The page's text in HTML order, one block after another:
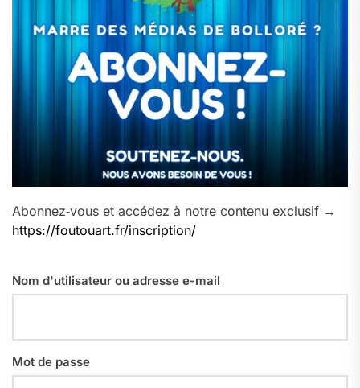
Abonnez‑vous et accédez à notre contenu exclusif →
https://foutouart.fr/inscription/
Nom d'utilisateur ou adresse e-mail
Mot de passe